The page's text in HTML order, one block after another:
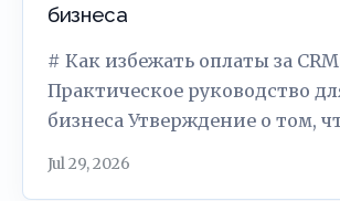
бизнеса
# Как избежать оплаты за
Практическое руководство
бизнеса Утверждение о том,
Jul 29, 2026